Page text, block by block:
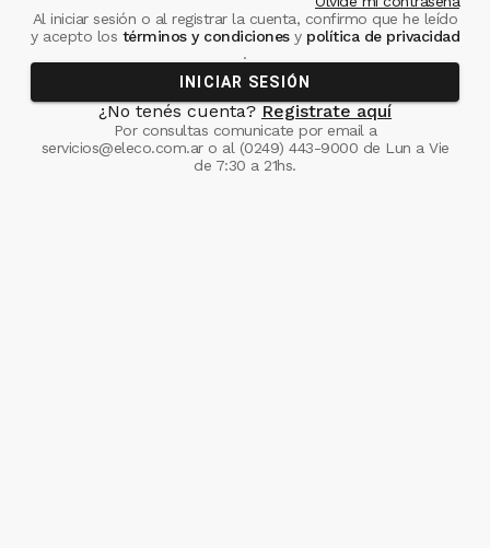
Al iniciar sesión o al registrar la cuenta, confirmo que he leído
y acepto los términos y condiciones ypolítica de privacidad
.
INICIAR SESIÓN
¿No tenés cuenta? Registrate aquí
Por consultas comunicate por email a
servicios@eleco.com.aro al (0249) 443-9000 de Lun a Vie
de 7:30 a 21hs.